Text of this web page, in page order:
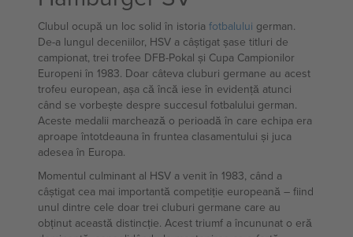
Clubul ocupă un loc solid în istoria fotbalului german.
De-a lungul deceniilor, HSV a câștigat șase titluri de
campionat, trei trofee DFB-Pokal și Cupa Campionilor
Europeni în 1983. Doar câteva cluburi germane au acest
trofeu european, așa că încă iese în evidență atunci
când se vorbește despre succesul fotbalului german.
Aceste medalii marchează o perioadă în care echipa era
aproape întotdeauna în fruntea clasamentului și juca
adesea în Europa.
Momentul culminant al HSV a venit în 1983, când a
câștigat cea mai importantă competiție europeană – fiind
unul dintre cele doar trei cluburi germane care au
obținut această distincție. Acest triumf a încununat o eră